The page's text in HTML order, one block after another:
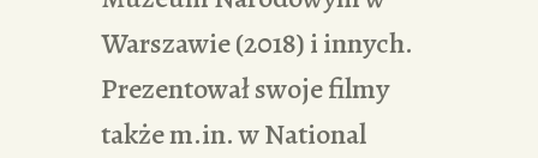
Warszawie (2018) i innych.
Prezentował swoje filmy
także m.in. w National